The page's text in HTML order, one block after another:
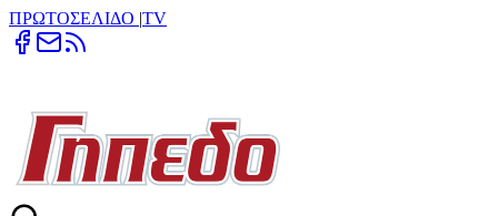
ΠΡΩΤΟΣΕΛΙΔΟ |TV